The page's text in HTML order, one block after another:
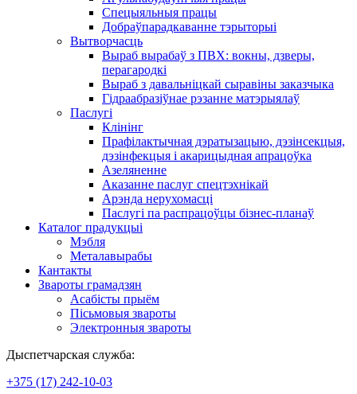
Спецыяльныя працы
Добраўпарадкаванне тэрыторыі
Вытворчасць
Выраб вырабаў з ПВХ: вокны, дзверы,
перагародкі
Выраб з давальніцкай сыравіны заказчыка
Гідраабразіўнае рэзанне матэрыялаў
Паслугі
Клінінг
Прафілактычная дэратызацыю, дэзiнсекцыя,
дэзінфекцыя і акарицыдная апрацоўка
Азеляненне
Аказанне паслуг спецтэхнікай
Арэнда нерухомасці
Паслугі па распрацоўцы бізнес-планаў
Каталог прадукцыі
Мэбля
Металавырабы
Кантакты
Звароты грамадзян
Асабісты прыём
Пісьмовыя звароты
Электронныя звароты
Дыспетчарская служба:
+375 (17) 242-10-03